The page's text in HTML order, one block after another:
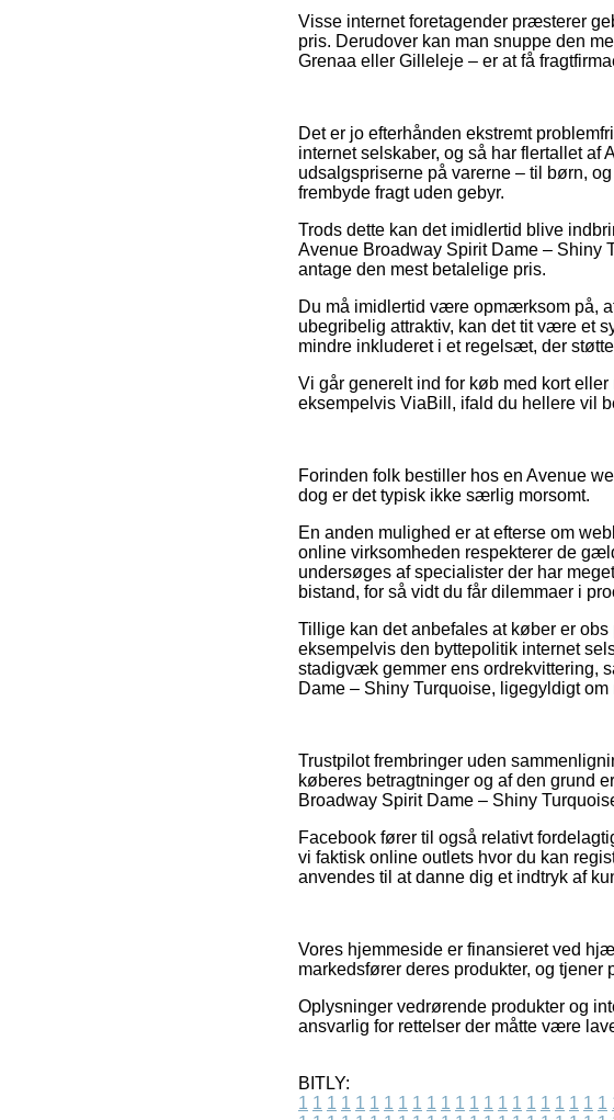
Visse internet foretagender præsterer
pris. Derudover kan man snuppe den
Grenaa eller Gilleleje – er at få
Det er jo efterhånden ekstremt
internet selskaber, og så har flertallet
udsalgspriserne på varerne – til børn,
frembyde fragt uden gebyr.
Trods dette kan det imidlertid blive
Avenue Broadway Spirit Dame – Shiny
antage den mest betalelige pris.
Du må imidlertid være opmærksom på,
ubegribelig attraktiv, kan det tit være et
mindre inkluderet i et regelsæt, der
Vi går generelt ind for køb med kort
eksempelvis ViaBill, ifald du hellere vil
Forinden folk bestiller hos en Avenue
dog er det typisk ikke særlig morsomt.
En anden mulighed er at efterse om
online virksomheden respekterer de
undersøges af specialister der har
bistand, for så vidt du får dilemmaer i
Tillige kan det anbefales at køber er
eksempelvis den byttepolitik internet
stadigvæk gemmer ens ordrekvittering,
Dame – Shiny Turquoise, ligegyldigt
Trustpilot frembringer uden
køberes betragtninger og af den grund
Broadway Spirit Dame – Shiny
Facebook fører til også relativt
vi faktisk online outlets hvor du kan
anvendes til at danne dig et indtryk af
Vores hjemmeside er finansieret ved
markedsfører deres produkter, og
Oplysninger vedrørende produkter og
ansvarlig for rettelser der måtte være
BITLY:
1 1 1 1 1 1 1 1 1 1 1 1 1 1 1 1 1 1 1 1 1 1